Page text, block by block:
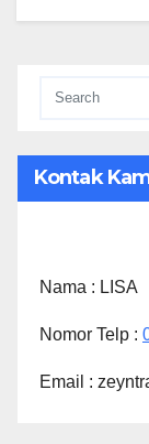
Kontak
Nama : LISA
Nomor Telp :
Email :